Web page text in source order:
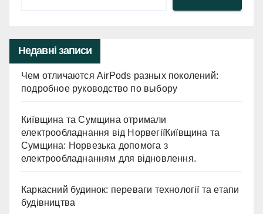
Недавні записи
Чем отличаются AirPods разных поколений:
подробное руководство по выбору
Київщина та Сумщина отримали
електрообладнання від НорвегіїКиївщина та
Сумщина: Норвезька допомога з
електрообладнанням для відновлення.
Каркасний будинок: переваги технології та етапи
будівництва